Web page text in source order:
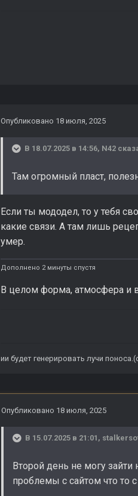
Опубликовано 18 июля, 2025
В 18.07.2025 в 14:56, N42
Там огромный пласт,
Если ты мододел, то у тебя
какие связи. А там лишь
умер.
Дополнено 2 минуты спустя
В целом форма, атмосфера и
ии будет генерировать лучи
Опубликовано 18 июля, 2025
В 15.07.2025 в 21:01,
Второй день не могу зайти
проблемы с сайтом что то